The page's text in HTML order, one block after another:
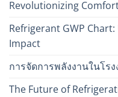
Revolutionizing
Refrigerant GWP
Impact
การจัดการพลังงานในโร
The Future of